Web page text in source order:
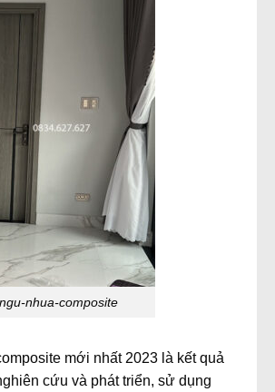
nhua-composite
mới nhất 2023 là kết quả
cứu và phát triển, sử dụng